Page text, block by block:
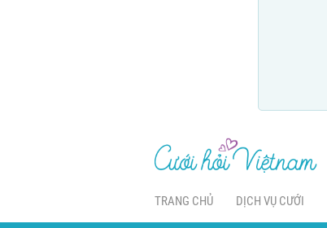
TRANG CHỦ DỊCH VỤ CƯỚI